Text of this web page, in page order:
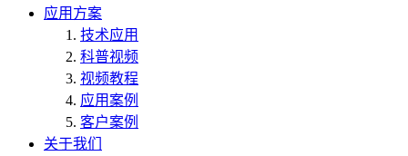
应用方案
技术应用
科普视频
视频教程
应用案例
客户案例
关于我们